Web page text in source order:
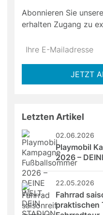
Abonnieren Sie
erhalten Zugang zu
Do
*Ihre
JETZT
Letzten Artikel
02.06.2026
Playmobil
2026 –
22.05.2026
Fahrrad
praktischen